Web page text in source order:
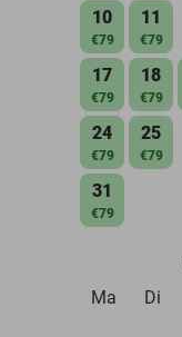
10
€79
11
€79
17
€79
18
€79
24
€79
25
€79
31
€79
Ma
Di